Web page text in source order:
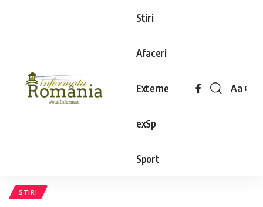
Stiri
Afaceri
Externe
exSp
Sport
Aa
STIRI